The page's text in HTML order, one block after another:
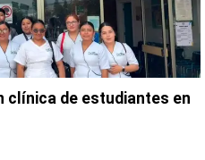
de estudiantes en